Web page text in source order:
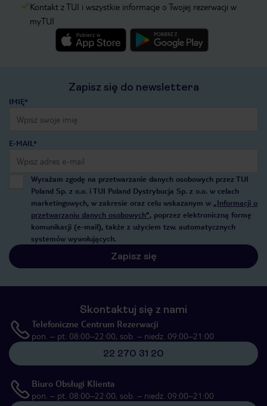
Kontakt z TUI i wszystkie informacje o Twojej rezerwacji w
myTUI
Zapisz się do newslettera
IMIĘ*
E-MAIL*
Wyrażam zgodę na przetwarzanie danych osobowych przez TUI
Poland Sp. z o.o. i TUI Poland Dystrybucja Sp. z o.o. w celach
marketingowych, w zakresie oraz celu wskazanym w „Informacji o
przetwarzaniu danych osobowych”, poprzez elektroniczną formę
komunikacji (e-mail), także z użyciem tzw. automatycznych
systemów wywołujących.
Zapisz się
Skontaktuj się z nami
Telefoniczne Centrum Rezerwacji
pon. – pt. 08:00–22:00, sob. – niedz. 09:00–21:00
22 270 31 20
Biuro Obsługi Klienta
pon. – pt. 08:00–22:00, sob. – niedz. 09:00–21:00